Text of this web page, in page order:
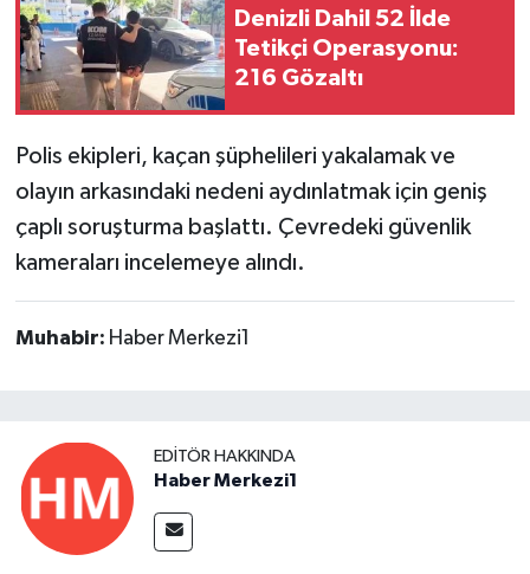
Denizli Dahil 52 İlde
Tetikçi Operasyonu:
216 Gözaltı
Polis ekipleri, kaçan şüphelileri yakalamak ve
olayın arkasındaki nedeni aydınlatmak için geniş
çaplı soruşturma başlattı. Çevredeki güvenlik
kameraları incelemeye alındı.
Muhabir: Haber Merkezi1
EDITÖR HAKKINDA
Haber Merkezi1